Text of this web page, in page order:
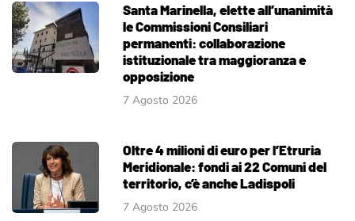
Santa Marinella, elette all’unanimità
le Commissioni Consiliari
permanenti: collaborazione
istituzionale tra maggioranza e
opposizione
7 Agosto 2026
Oltre 4 milioni di euro per l’Etruria
Meridionale: fondi ai 22 Comuni del
territorio, c’è anche Ladispoli
7 Agosto 2026